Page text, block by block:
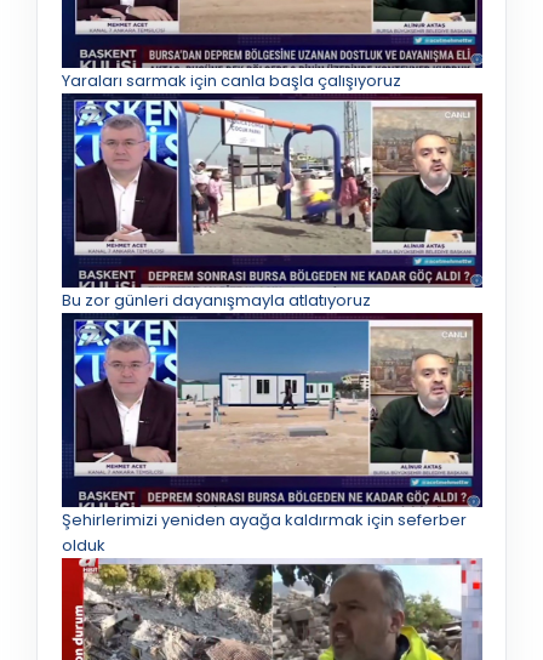
Yaraları sarmak için canla başla çalışıyoruz
Bu zor günleri dayanışmayla atlatıyoruz
Şehirlerimizi yeniden ayağa kaldırmak için seferber
olduk